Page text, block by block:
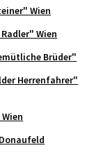
Wien
Wien
Brüder"
Herrenfahrer"